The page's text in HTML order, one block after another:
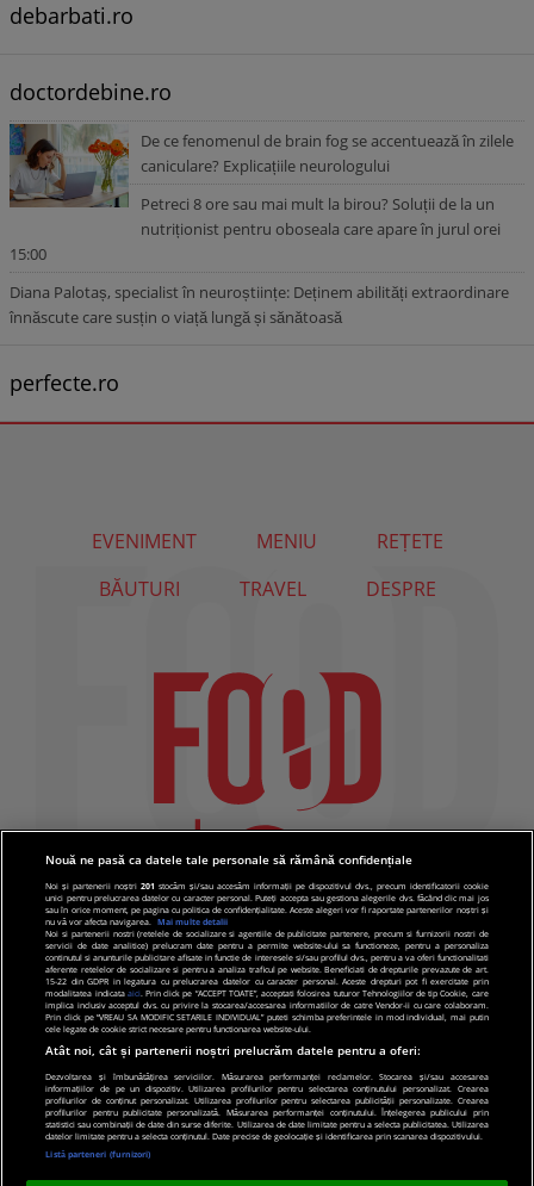
debarbati.ro
doctordebine.ro
De ce fenomenul de brain fog se accentuează în zilele
caniculare? Explicațiile neurologului
Petreci 8 ore sau mai mult la birou? Soluții de la un
nutriționist pentru oboseala care apare în jurul orei
15:00
Diana Palotaș, specialist în neuroștiințe: Deținem abilități extraordinare
înnăscute care susțin o viață lungă și sănătoasă
perfecte.ro
EVENIMENT MENIU
REȚETE
BĂUTURI
TRAVEL DESPRE
© 2019 PRO TV S.R.L |Politica de Cookie|Politica
de confidentialitate
Nouă ne pasă ca datele tale personale să rămână confidențiale
Noi și partenerii noștri201 stocăm și/sau accesăm informații pe dispozitivul dvs., precum identificatorii cookie
unici pentru prelucrarea datelor cu caracter personal. Puteți accepta sau gestiona alegerile dvs. făcând clic mai jos
sau în orice moment, pe pagina cu politica de confidențialitate. Aceste alegeri vor fi raportate partenerilor noștri și
nu vă vor afecta navigarea.
Mai multe detalii
Noi si partenerii nostri (retelele de socializare si agentiile de publicitate partenere, precum si furnizorii nostri de
servicii de date analitice) prelucram date pentru a permite website-ului sa functioneze, pentru a personaliza
continutul si anunturile publicitare afisate in functie de interesele si/sau profilul dvs., pentru a va oferi functionalitati
aferente retelelor de socializare si pentru a analiza traficul pe website. Beneficiati de drepturile prevazute de art.
15-22 din GDPR in legatura cu prelucrarea datelor cu caracter personal. Aceste drepturi pot fi exercitate prin
modalitatea indicata aici. Prin click pe “ACCEPT TOATE”, acceptati folosirea tuturor Tehnologiilor de tip Cookie, care
implica inclusiv acceptul dvs. cu privire la stocarea/accesarea informatiilor de catre Vendor-ii cu care colaboram.
Prin click pe “VREAU SA MODIFIC SETARILE INDIVIDUAL” puteti schimba preferintele in mod individual, mai putin
cele legate de cookie strict necesare pentru functionarea website-ului.
Atât noi, cât și partenerii noștri prelucrăm datele pentru a oferi:
Dezvoltarea și îmbunătățirea serviciilor. Măsurarea performanței reclamelor. Stocarea și/sau accesarea
informațiilor de pe un dispozitiv. Utilizarea profilurilor pentru selectarea conținutului personalizat. Crearea
profilurilor de conținut personalizat. Utilizarea profilurilor pentru selectarea publicității personalizate. Crearea
profilurilor pentru publicitate personalizată. Măsurarea performanței conținutului. Înțelegerea publicului prin
statistici sau combinații de date din surse diferite. Utilizarea de date limitate pentru a selecta publicitatea. Utilizarea
datelor limitate pentru a selecta conținutul. Date precise de geolocație și identificarea prin scanarea dispozitivului.
Listă parteneri (furnizori)